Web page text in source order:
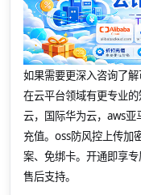
如果需要更深入咨询了
在云平台领域有更专业
云，国际华为云，aws亚
充值。oss防风控上传加
案、免绑卡。开通即享
售后支持。